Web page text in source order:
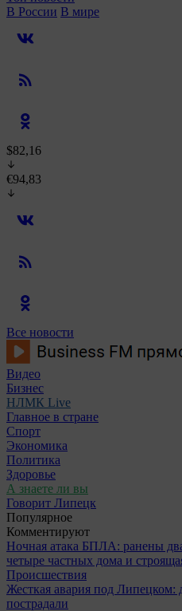
В России В мире
$82,16
€94,83
Все новости
Видео
Бизнес
НЛМК Live
Главное в стране
Спорт
Экономика
Политика
Здоровье
А знаете ли вы
Говорит Липецк
Популярное
Комментируют
Ночная атака БПЛА: ранены
четыре частных дома и
Происшествия
Жесткая авария под Липецком:
пострадали